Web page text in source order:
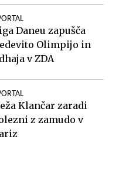
Daneu zapušča
Olimpijo in
v ZDA
Klančar zaradi
z zamudo v